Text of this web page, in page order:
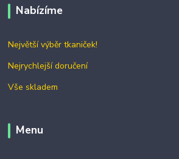
Nabízíme
Největší výběr tkaniček!
Nejrychlejší doručení
Vše skladem
Menu